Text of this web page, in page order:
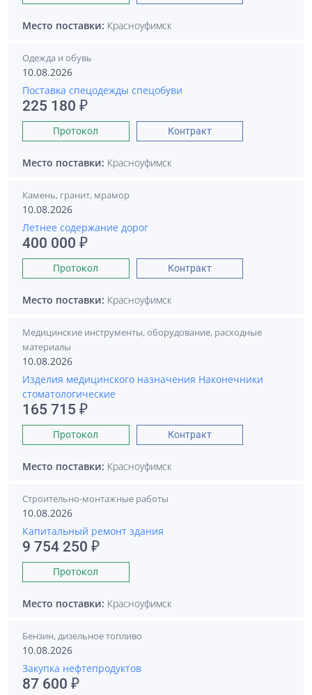
Место поставки: Красноуфимск
Одежда и обувь
10.08.2026
Поставка спецодежды спецобуви
225 180 ₽
Протокол Контракт
Место поставки: Красноуфимск
Камень, гранит, мрамор
10.08.2026
Летнее содержание дорог
400 000 ₽
Протокол Контракт
Место поставки: Красноуфимск
Медицинские инструменты, оборудование, расходные
материалы
10.08.2026
Изделия медицинского назначения Наконечники
стоматологические
165 715 ₽
Протокол Контракт
Место поставки: Красноуфимск
Строительно-монтажные работы
10.08.2026
Капитальный ремонт здания
9 754 250 ₽
Протокол
Место поставки: Красноуфимск
Бензин, дизельное топливо
10.08.2026
Закупка нефтепродуктов
87 600 ₽